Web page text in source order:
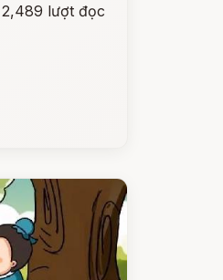
2,489 lượt đọc